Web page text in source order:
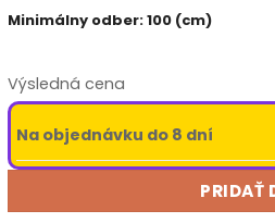
Minimálny odber: 100 (cm)
Výsledná cena
Na objednávku do 8 dní
PRIDAŤ